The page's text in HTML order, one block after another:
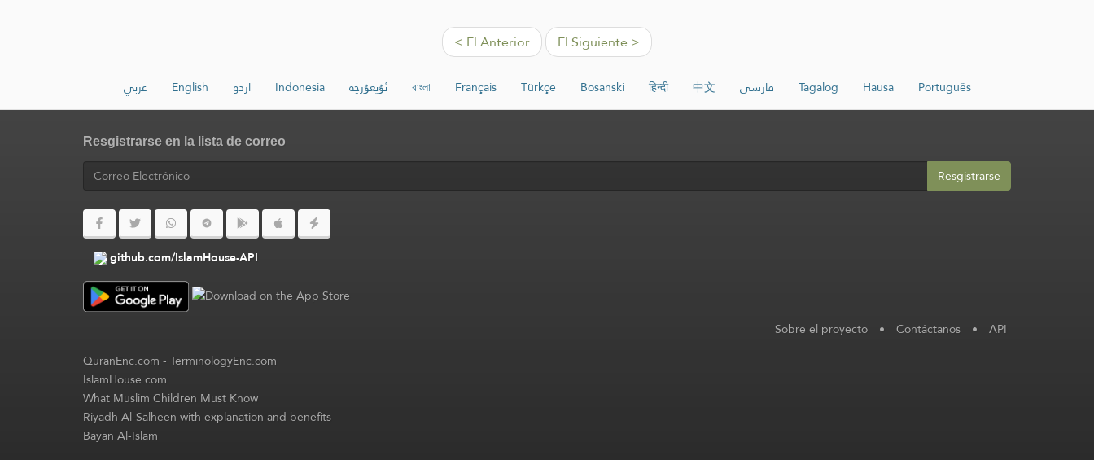
< El Anterior El Siguiente >
عربي English اردو Indonesia ئۇيغۇرچە বাংলা Français Türkçe Bosanski हिन्दी 中文 فارسی Tagalog Hausa Português
Resgistrarse en la lista de correo
Resgistrarse
github.com/IslamHouse-API
Sobre el proyecto • Contáctanos • API
QuranEnc.com-TerminologyEnc.com
IslamHouse.com
What Muslim Children Must Know
Riyadh Al-Salheen with explanation and benefits
Bayan Al-Islam